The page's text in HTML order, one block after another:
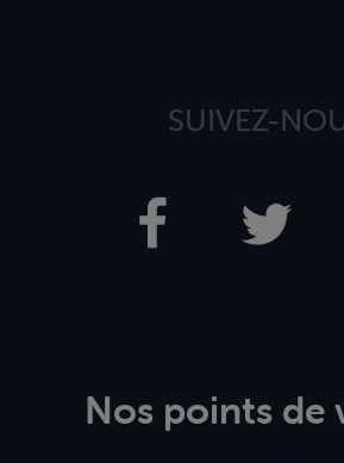
SUIVEZ-
Nos points de